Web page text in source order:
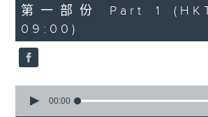
56
minutes,
0
seconds
第一部份 Part 1
09:00)
seconds
00:00